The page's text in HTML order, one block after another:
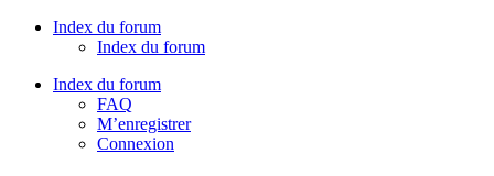
Index du forum
Index du forum
Index du forum
FAQ
M’enregistrer
Connexion